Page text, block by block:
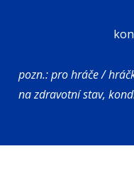
pozn.: pro hráče /
na zdravotní stav,